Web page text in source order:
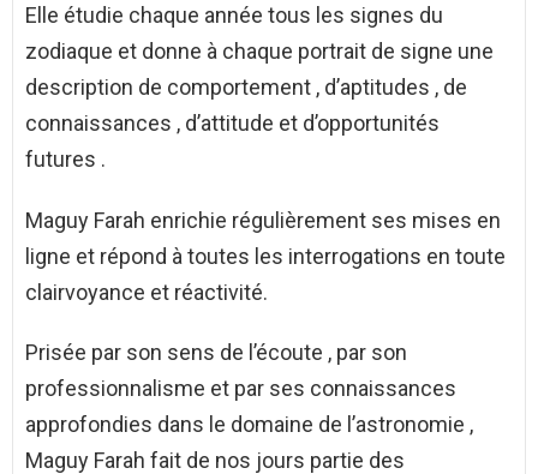
Elle étudie chaque année tous les signes du
zodiaque et donne à chaque portrait de signe une
description de comportement , d’aptitudes , de
connaissances , d’attitude et d’opportunités
futures .
Maguy Farah enrichie régulièrement ses mises en
ligne et répond à toutes les interrogations en toute
clairvoyance et réactivité.
Prisée par son sens de l’écoute , par son
professionnalisme et par ses connaissances
approfondies dans le domaine de l’astronomie ,
Maguy Farah fait de nos jours partie des